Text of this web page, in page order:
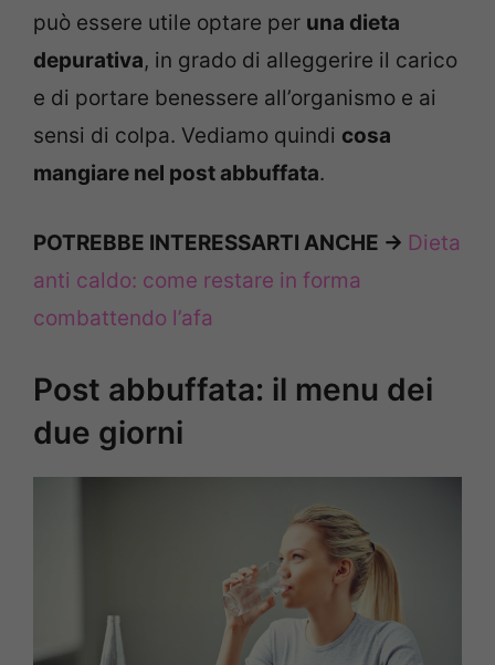
può essere utile optare per una dieta
depurativa, in grado di alleggerire il carico
e di portare benessere all’organismo e ai
sensi di colpa. Vediamo quindi cosa
mangiare nel post abbuffata.
POTREBBE INTERESSARTI ANCHE -> Dieta
anti caldo: come restare in forma
combattendo l’afa
Post abbuffata: il menu dei
due giorni